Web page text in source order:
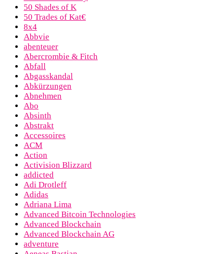
50 Shades of K
50 Trades of Kat€
8x4
Abbvie
abenteuer
Abercrombie & Fitch
Abfall
Abgasskandal
Abkürzungen
Abnehmen
Abo
Absinth
Abstrakt
Accessoires
ACM
Action
Activision Blizzard
addicted
Adi Drotleff
Adidas
Adriana Lima
Advanced Bitcoin Technologies
Advanced Blockchain
Advanced Blockchain AG
adventure